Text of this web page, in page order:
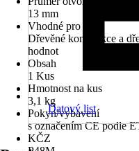
13 mm
Vhodné pro
Dřevěné konstrukce a
hodnot
Obsah
1 Kus
Hmotnost na kus
3,1 kg
Pokyn/vybavení
s označením CE podle
KČZ
Datový list